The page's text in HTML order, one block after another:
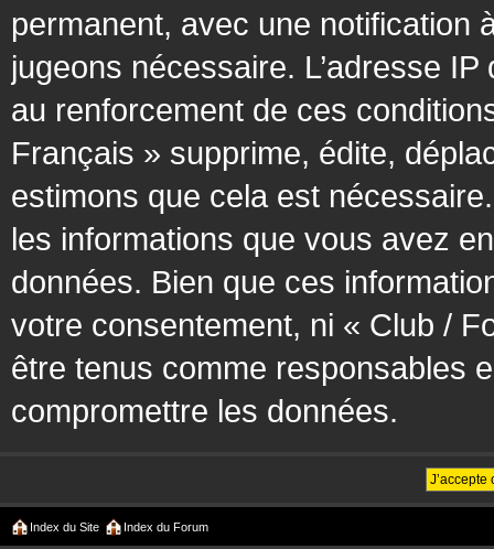
permanent, avec une notification
jugeons nécessaire. L’adresse
au renforcement de ces
Français » supprime, édite,
estimons que cela est
les informations que vous avez
données. Bien que ces
votre consentement, ni « Club /
être tenus comme responsables
compromettre les données.
Index du Site Index du Forum